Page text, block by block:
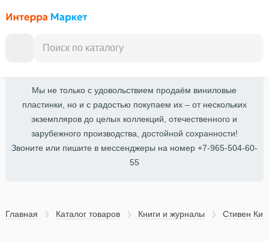
Мы не только с удовольствием продаём виниловые
пластинки, но и с радостью покупаем их – от нескольких
экземпляров до целых коллекций, отечественного и
зарубежного производства, достойной сохранности!
Звоните или пишите в мессенджеры на номер +7-965-504-60-
55
Главная Каталог товаров Книги и журналы Стивен